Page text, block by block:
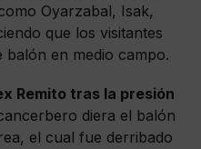
Oyarzabal, Isak,
que los visitantes
en medio campo.
Remito tras la presión
diera el balón
el cual fue derribado